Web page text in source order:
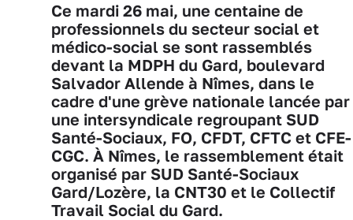
Ce mardi 26 mai, une centaine de
professionnels du secteur social et
médico-social se sont rassemblés
devant la MDPH du Gard, boulevard
Salvador Allende à Nîmes, dans le
cadre d'une grève nationale lancée par
une intersyndicale regroupant SUD
Santé-Sociaux, FO, CFDT, CFTC et CFE-
CGC. À Nîmes, le rassemblement était
organisé par SUD Santé-Sociaux
Gard/Lozère, la CNT30 et le Collectif
Travail Social du Gard.